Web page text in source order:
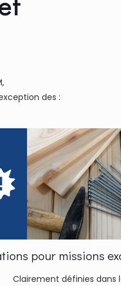
des :
pour missions
Clairement définies dans